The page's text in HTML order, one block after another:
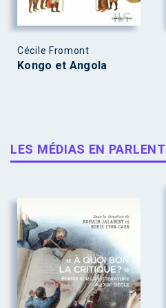
Cécile Fromont
Kongo et Angola
LES MÉDIAS EN PARLENT